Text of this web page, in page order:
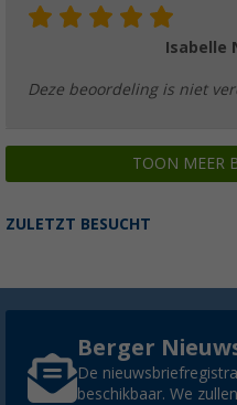
Isabelle
Deze beoordeling is niet
TOON MEER
ZULETZT BESUCHT
Berger
De
beschikbaar. We